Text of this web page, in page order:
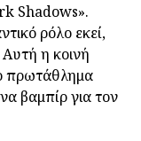
Shadows».
ρόλο εκεί,
η κοινή
πρωτάθλημα
βαμπίρ για τον